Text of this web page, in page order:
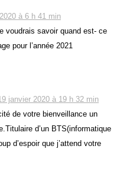
à 6 h 41 min
voudrais savoir quand est- ce
pour l’année 2021
janvier 2020 à 19 h 32 min
de votre bienveillance un
d’un BTS(informatique
d’espoir que j’attend votre